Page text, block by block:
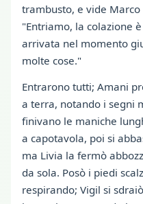
trambusto, e vide
"Entriamo, la colazione
arrivata nel momento
molte cose."
Entrarono tutti; Amani
a terra, notando i segni
finivano le maniche
a capotavola, poi si
ma Livia la fermò
da sola. Posò i piedi
respirando; Vigil si